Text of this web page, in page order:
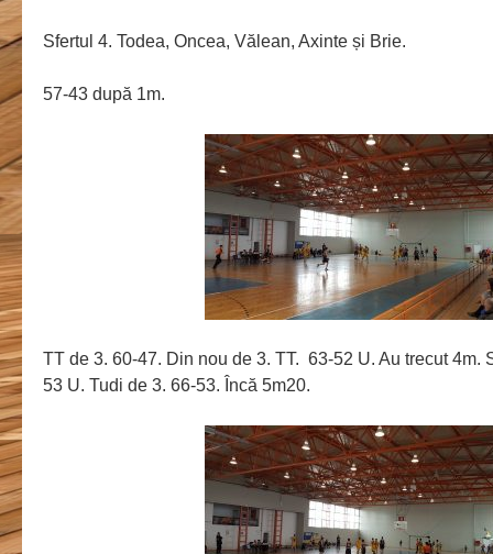
Sfertul 4. Todea, Oncea, Vălean, Axinte și Brie.
57-43 după 1m.
TT de 3. 60-47. Din nou de 3. TT. 63-52 U. Au trecut 4m.
53 U. Tudi de 3. 66-53. Încă 5m20.